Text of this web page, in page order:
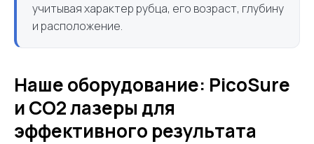
учитывая характер рубца, его возраст, глубину
и расположение.
Наше оборудование: PicoSure
и CO2 лазеры для
эффективного результата